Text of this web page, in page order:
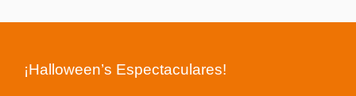
¡Halloween’s Espectaculares!